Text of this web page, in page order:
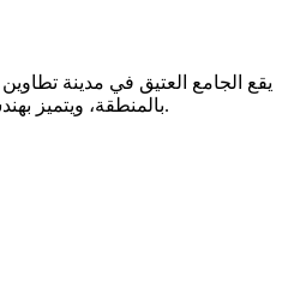
يقع الجامع العتيق في مدينة
بالمنطقة، ويتميز بهندسته المعمارية المحلية البسيطة.